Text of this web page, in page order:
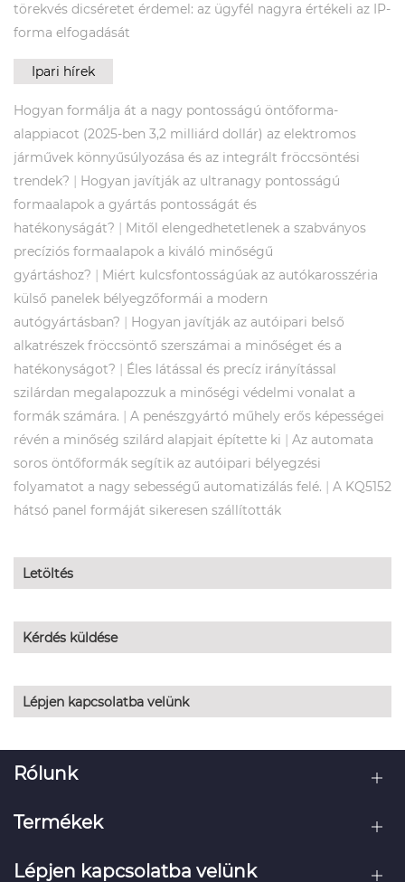
törekvés dicséretet érdemel: az ügyfél nagyra értékeli az IP-
forma elfogadását
Ipari hírek
Hogyan formálja át a nagy pontosságú öntőforma-
alappiacot (2025-ben 3,2 milliárd dollár) az elektromos
járművek könnyűsúlyozása és az integrált fröccsöntési
trendek? | Hogyan javítják az ultranagy pontosságú
formaalapok a gyártás pontosságát és
hatékonyságát? | Mitől elengedhetetlenek a szabványos
precíziós formaalapok a kiváló minőségű
gyártáshoz? | Miért kulcsfontosságúak az autókarosszéria
külső panelek bélyegzőformái a modern
autógyártásban? | Hogyan javítják az autóipari belső
alkatrészek fröccsöntő szerszámai a minőséget és a
hatékonyságot? | Éles látással és precíz irányítással
szilárdan megalapozzuk a minőségi védelmi vonalat a
formák számára. | A penészgyártó műhely erős képességei
révén a minőség szilárd alapjait építette ki | Az automata
soros öntőformák segítik az autóipari bélyegzési
folyamatot a nagy sebességű automatizálás felé. | A KQ5152
hátsó panel formáját sikeresen szállították
Letöltés
Kérdés küldése
Lépjen kapcsolatba velünk
Rólunk
Termékek
Lépjen kapcsolatba velünk